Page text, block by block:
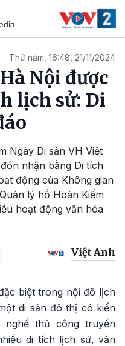
Thứ năm, 16:48, 21/11/2024
Nội được
lịch sử: Di
Ngày Di sản VH Việt
nhận bằng Di tích
động của Không gian
lý hồ Hoàn Kiếm
hoạt động văn hóa
Việt Anh
biệt trong nội đô lịch
di sản đô thị có kiến
thủ công truyền
di tích lịch sử, văn